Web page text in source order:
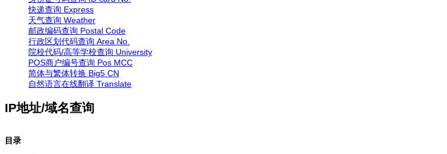
快递查询 Express
天气查询 Weather
邮政编码查询 Postal Code
行政区划代码查询 Area No.
院校代码/高等学校查询 University
POS商户编号查询 Pos MCC
简体与繁体转换 Big5 CN
自然语言在线翻译 Translate
IP地址/域名查询
目录